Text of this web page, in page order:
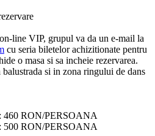
line VIP, grupul va da un e-mail la
cu seria biletelor achizitionate pentru
o masa si sa incheie rezervarea.
si in zona ringului de dans
RON/PERSOANA
RON/PERSOANA